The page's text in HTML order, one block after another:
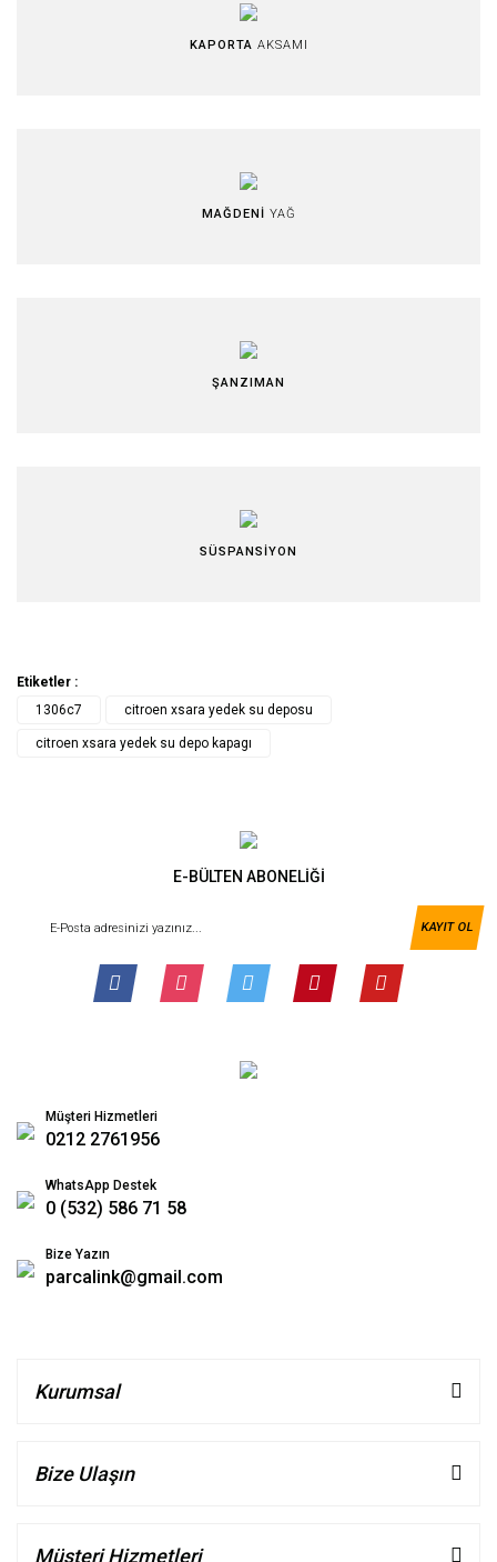
KAPORTA AKSAMI
MAĞDENİ YAĞ
ŞANZIMAN
SÜSPANSİYON
Etiketler :
1306c7
citroen xsara yedek su deposu
citroen xsara yedek su depo kapagı
E-BÜLTEN ABONELİĞİ
KAYIT OL
Müşteri Hizmetleri
0212 2761956
WhatsApp Destek
0 (532) 586 71 58
Bize Yazın
parcalink@gmail.com
Kurumsal
Bize Ulaşın
Müşteri Hizmetleri